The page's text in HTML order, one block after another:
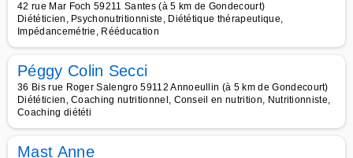
42 rue Mar Foch 59211 Santes (à 5 km de Gondecourt)
Diététicien, Psychonutritionniste, Diététique thérapeutique,
Impédancemétrie, Rééducation
Péggy Colin Secci
36 Bis rue Roger Salengro 59112 Annoeullin (à 5 km de Gondecourt)
Diététicien, Coaching nutritionnel, Conseil en nutrition, Nutritionniste,
Coaching diététi
Mast Anne